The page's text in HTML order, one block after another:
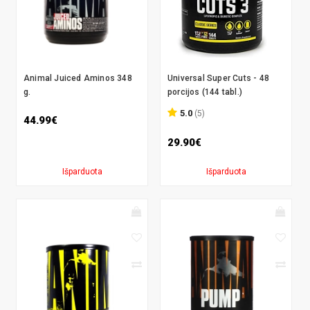
Animal Juiced Aminos 348
g.
44.99€
Išparduota
Universal Super Cuts - 48
porcijos (144 tabl.)
5.0 (5)
29.90€
Išparduota